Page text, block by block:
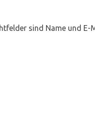
sind Name und E-